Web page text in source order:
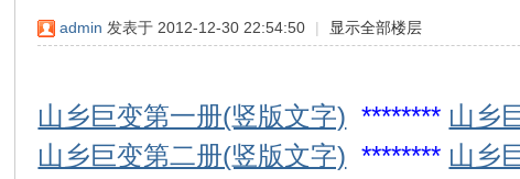
admin 发表于 2012-12-30 22:54:50 | 显示全部楼层
山乡巨变第一册(竖版文字) ******** 山乡
山乡巨变第二册(竖版文字) ******** 山乡